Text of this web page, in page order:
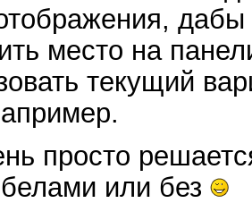
место на
текущий
просто
или без